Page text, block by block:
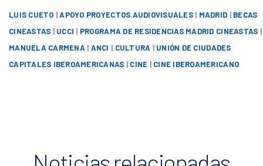
LUIS CUETO |APOYO PROYECTOS AUDIOVISUALES| MADRID | BECAS
CINEASTAS | UCCI | PROGRAMA DE RESIDENCIAS MADRID CINEASTAS |
MANUELA CARMENA | ANCI | CULTURA | UNIÓN DE CIUDADES
CAPITALES IBEROAMERICANAS | CINE | CINE IBEROAMERICANO